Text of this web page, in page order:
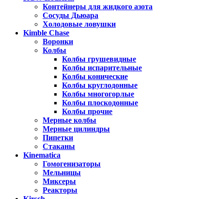
Контейнеры для жидкого азота
Сосуды Дьюара
Холодовые ловушки
Kimble Chase
Воронки
Колбы
Колбы грушевидные
Колбы испарительные
Колбы конические
Колбы круглодонные
Колбы многогорлые
Колбы плоскодонные
Колбы прочие
Мерные колбы
Мерные цилиндры
Пипетки
Стаканы
Kinematica
Гомогенизаторы
Мельницы
Миксеры
Реакторы